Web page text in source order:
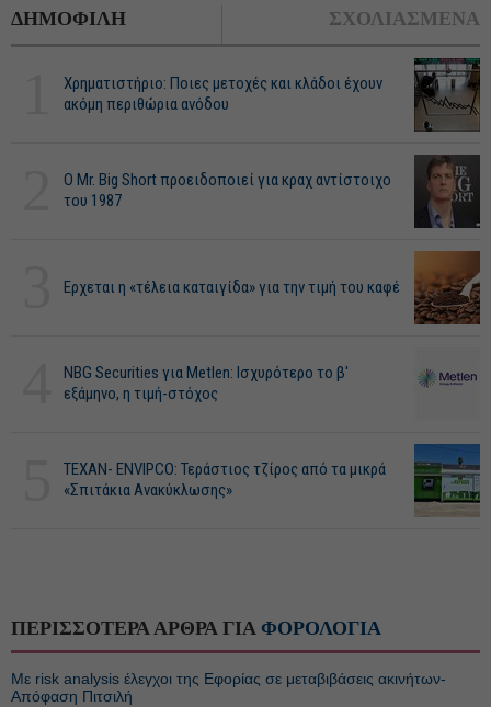
ΔΗΜΟΦΙΛΗ ΣΧΟΛΙΑΣΜΕΝΑ
Χρηματιστήριο: Ποιες μετοχές και κλάδοι έχουν
ακόμη περιθώρια ανόδου
O Mr. Big Short προειδοποιεί για κραχ αντίστοιχο
του 1987
Ερχεται η «τέλεια καταιγίδα» για την τιμή του καφέ
NBG Securities για Metlen: Ισχυρότερο το β'
εξάμηνο, η τιμή-στόχος
ΤΕΧΑΝ- ENVIPCO: Τεράστιος τζίρος από τα μικρά
«Σπιτάκια Ανακύκλωσης»
ΠΕΡΙΣΣΟΤΕΡΑ ΑΡΘΡΑ ΓΙΑ ΦΟΡΟΛΟΓΙΑ
Με risk analysis έλεγχοι της Εφορίας σε μεταβιβάσεις ακινήτων-
Απόφαση Πιτσιλή